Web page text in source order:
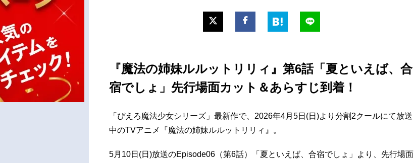
『魔法の姉妹ルルットリリィ』第6話「夏といえば、合
宿でしょ」先行場面カット＆あらすじ到着！
「ぴえろ魔法少女シリーズ」最新作で、2026年4月5日(日)より分割2クールにて放送
中のTVアニメ『魔法の姉妹ルルットリリィ』。
5月10日(日)放送のEpisode06（第6話）「夏といえば、合宿でしょ」より、先行場面